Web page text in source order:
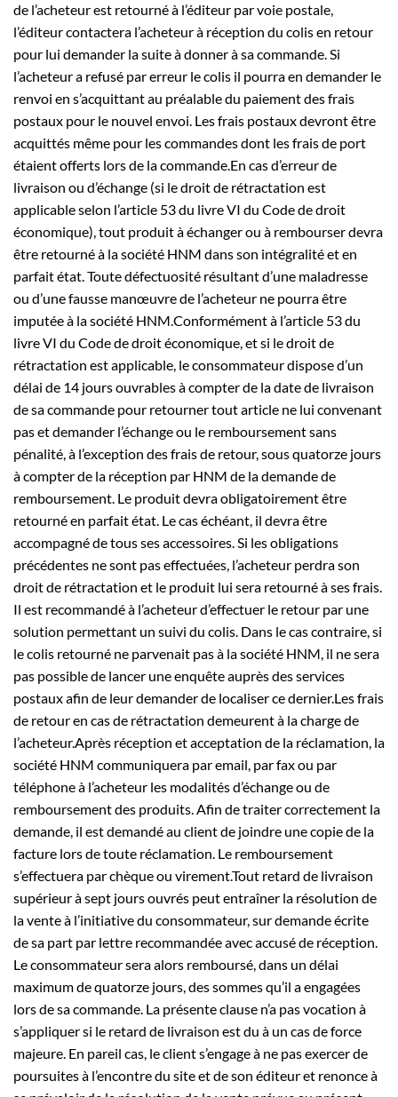
de l’acheteur est retourné à l’éditeur par voie postale,
l’éditeur contactera l’acheteur à réception du colis en retour
pour lui demander la suite à donner à sa commande. Si
l’acheteur a refusé par erreur le colis il pourra en demander le
renvoi en s’acquittant au préalable du paiement des frais
postaux pour le nouvel envoi. Les frais postaux devront être
acquittés même pour les commandes dont les frais de port
étaient offerts lors de la commande.En cas d’erreur de
livraison ou d’échange (si le droit de rétractation est
applicable selon l’article 53 du livre VI du Code de droit
économique), tout produit à échanger ou à rembourser devra
être retourné à la société HNM dans son intégralité et en
parfait état. Toute défectuosité résultant d’une maladresse
ou d’une fausse manœuvre de l’acheteur ne pourra être
imputée à la société HNM.Conformément à l’article 53 du
livre VI du Code de droit économique, et si le droit de
rétractation est applicable, le consommateur dispose d’un
délai de 14 jours ouvrables à compter de la date de livraison
de sa commande pour retourner tout article ne lui convenant
pas et demander l’échange ou le remboursement sans
pénalité, à l’exception des frais de retour, sous quatorze jours
à compter de la réception par HNM de la demande de
remboursement. Le produit devra obligatoirement être
retourné en parfait état. Le cas échéant, il devra être
accompagné de tous ses accessoires. Si les obligations
précédentes ne sont pas effectuées, l’acheteur perdra son
droit de rétractation et le produit lui sera retourné à ses frais.
Il est recommandé à l’acheteur d’effectuer le retour par une
solution permettant un suivi du colis. Dans le cas contraire, si
le colis retourné ne parvenait pas à la société HNM, il ne sera
pas possible de lancer une enquête auprès des services
postaux afin de leur demander de localiser ce dernier.Les frais
de retour en cas de rétractation demeurent à la charge de
l’acheteur.Après réception et acceptation de la réclamation, la
société HNM communiquera par email, par fax ou par
téléphone à l’acheteur les modalités d’échange ou de
remboursement des produits. Afin de traiter correctement la
demande, il est demandé au client de joindre une copie de la
facture lors de toute réclamation. Le remboursement
s’effectuera par chèque ou virement.Tout retard de livraison
supérieur à sept jours ouvrés peut entraîner la résolution de
la vente à l’initiative du consommateur, sur demande écrite
de sa part par lettre recommandée avec accusé de réception.
Le consommateur sera alors remboursé, dans un délai
maximum de quatorze jours, des sommes qu’il a engagées
lors de sa commande. La présente clause n’a pas vocation à
s’appliquer si le retard de livraison est du à un cas de force
majeure. En pareil cas, le client s’engage à ne pas exercer de
poursuites à l’encontre du site et de son éditeur et renonce à